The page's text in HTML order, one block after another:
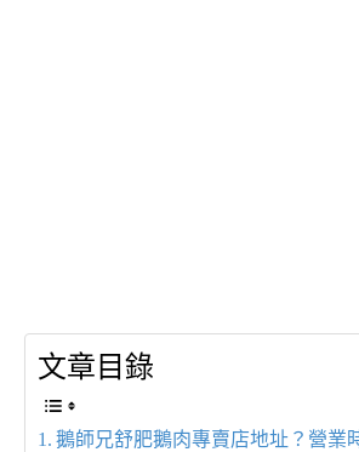
文章目錄
鵝師兄舒肥鵝肉專賣店地址？營業